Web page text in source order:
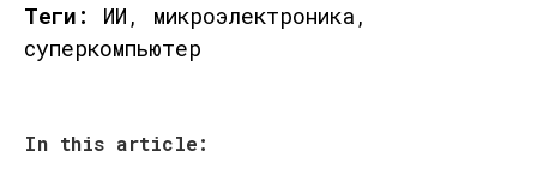
Теги:
ИИ, микроэлектроника,
суперкомпьютер
In this article: